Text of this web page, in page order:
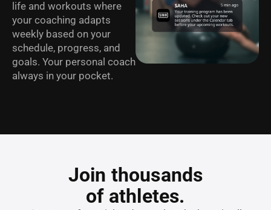
life and workouts where
your coaching adapts
weekly based on your
schedule, progress, and
goals. Your personal coach
always in your pocket.
Join thousands
of athletes.